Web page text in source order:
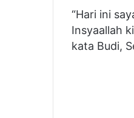
“Hari ini
Insyaallah
kata Budi,